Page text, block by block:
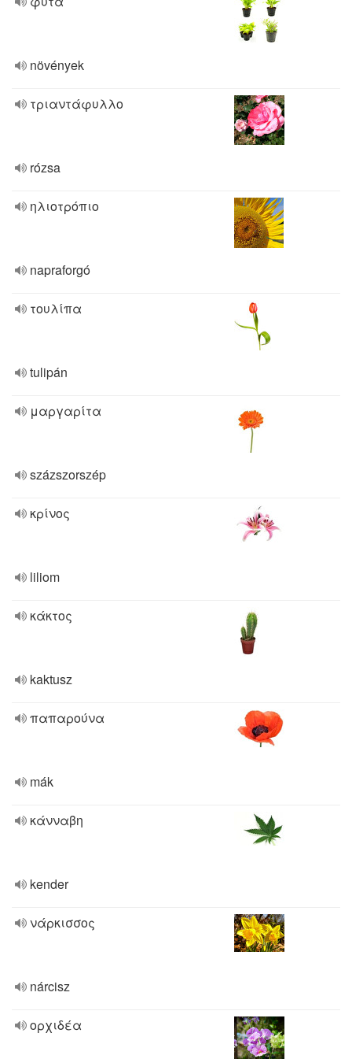
növények
τριαντάφυλλο
rózsa
ηλιοτρόπιο
napraforgó
τουλίπα
tulipán
μαργαρίτα
százszorszép
κρίνος
liliom
κάκτος
kaktusz
παπαρούνα
mák
κάνναβη
kender
νάρκισσος
nárcisz
ορχιδέα